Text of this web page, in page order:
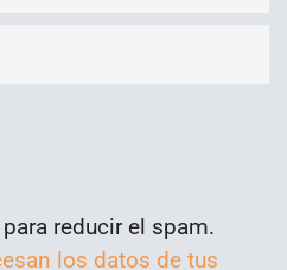
reducir el spam.
los datos de tus